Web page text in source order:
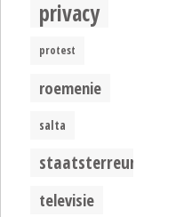
privacy
protest
roemenie
salta
staatsterreur
televisie